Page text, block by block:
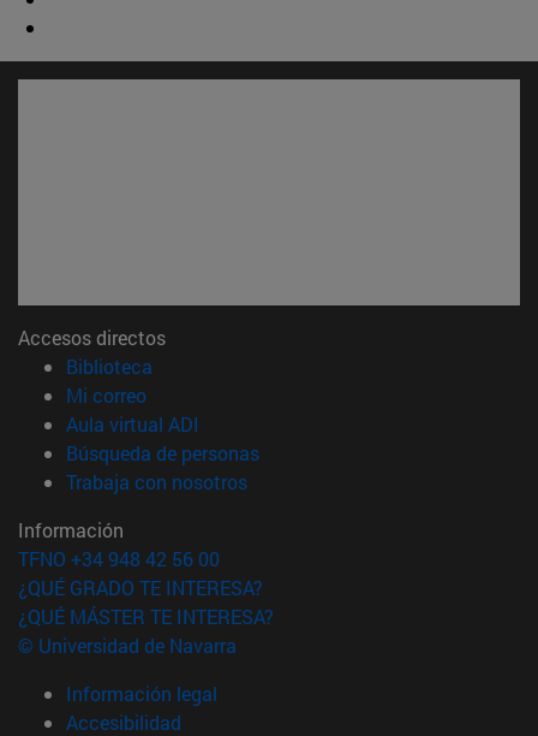
Accesos directos
Biblioteca
Mi correo(abre en nueva ventana)
Aula virtual ADI
Búsqueda de personas(abre en nueva ventana)
Trabaja con nosotros(abre en nueva ventana)
Información
TFNO +34 948 42 56 00
¿QUÉ GRADO TE INTERESA?
¿QUÉ MÁSTER TE INTERESA?
© Universidad de Navarra
Información legal
Accesibilidad